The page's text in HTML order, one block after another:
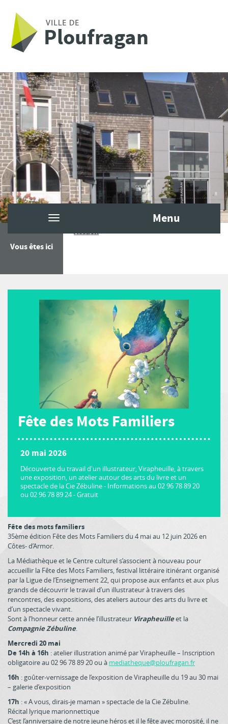
Menu
Vous êtes ici
Accueil Fête des Mots Familiers
Fête des Mots Familiers
20 mai 2026
Découverte du travail d'un illustrateur, Virapheuille, à travers
une exposition, un atelier autour des arts du livre et un
spectacle de la Cie Zébuline - Informations au 02 96 78 89 20
ou 02 96 78 89 24 - Gratuit
Fête des mots familiers
35ème édition Fête des Mots Familiers du 4 mai au 12 juin 2026 en
Côtes- d’Armor.
La Médiathèque et le Centre culturel s’associent à nouveau pour
accueillir la Fête des Mots Familiers, festival littéraire itinérant organisé
par la Ligue de l’Enseignement 22, qui propose aux enfants et aux plus
grands de découvrir le travail d’un illustrateur à travers des
rencontres, des expositions, des ateliers autour des arts du livre et
d’un spectacle vivant.
Sont à l’honneur cette année l’illustrateur Virapheuilleet la
Compagnie Zébuline.
Mercredi 20 mai
De 14h à 16h : atelier illustration animé par Virapheuille – Inscription
obligatoire au 02 96 78 89 20 ou à mediatheque@ploufragan.fr
16h : goûter-vernissage de l’exposition de Virapheuille du 19 au 30 mai
– galerie d’exposition
17h : « A vous, dirais-je maman » spectacle de la Cie Zébuline.
Récital lyrique marionnettique
C’est l’anniversaire de notre jeune héros et il le fête avec morosité, il ne